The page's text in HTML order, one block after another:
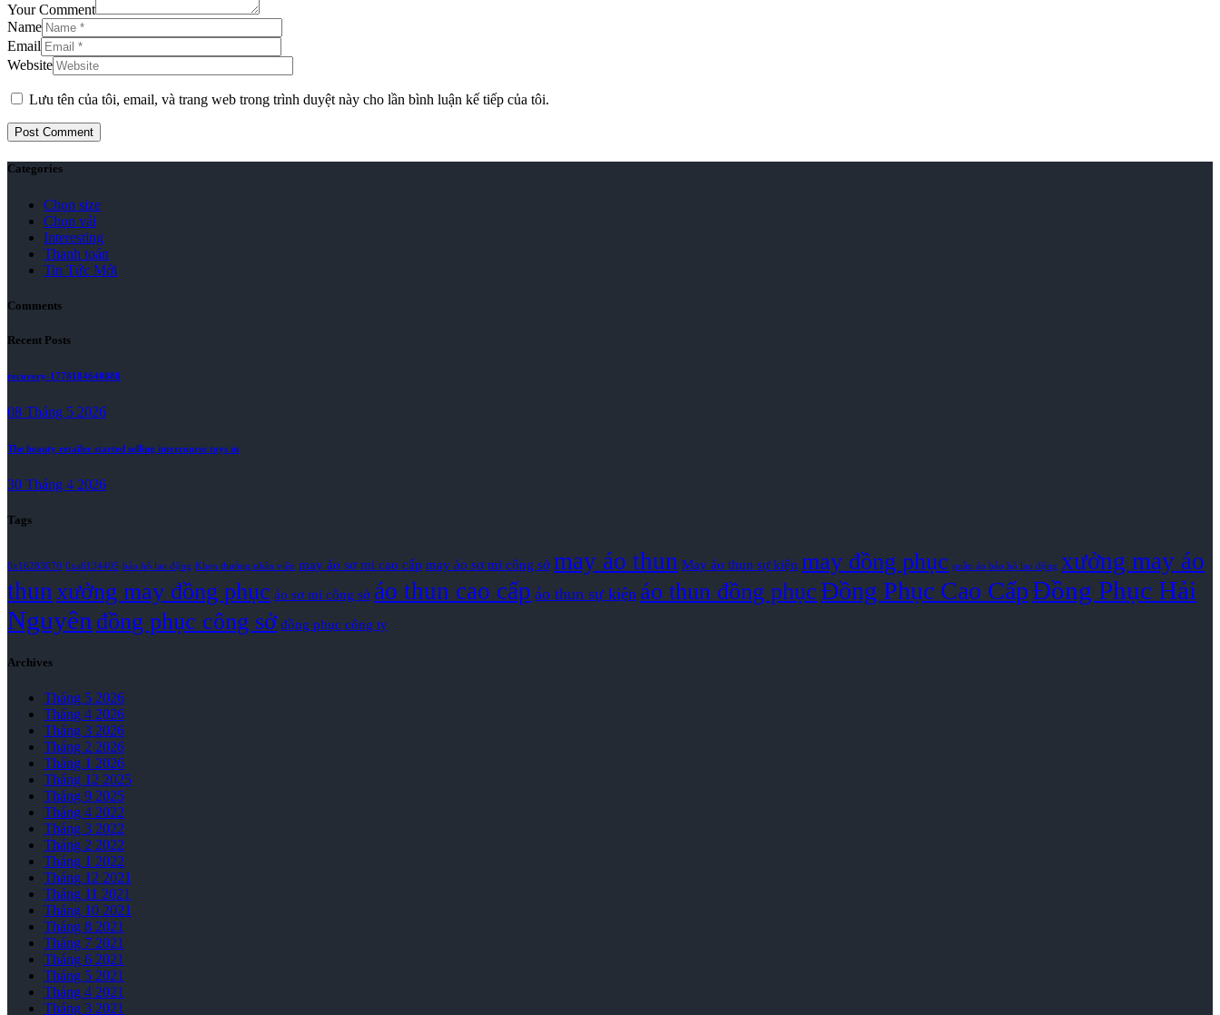
Your Comment
Name
Email
Website
Lưu tên của tôi, email, và trang web trong trình duyệt này cho lần bình luận kế tiếp của tôi.
Categories
Chọn size
Chọn vải
Interesting
Thanh toán
Tin Tức Mới
Comments
Recent Posts
recovery-1778184640888
08 Tháng 5 2026
The beauty retailer started selling intercourse toys in
30 Tháng 4 2026
Tags
0x16283070 0xa6134405 bảo hộ lao động Khen thưởng nhân viên may áo sơ mi cao cấp may áo sơ mi công sở may áo thun May áo thun sự kiện may đồng phục quần áo bảo hộ lao động xưởng may áo
thunxưởng may đồng phục áo sơ mi công sở áo thun cao cấp áo thun sự kiện áo thun đồng phụcĐồng Phục Cao CấpĐồng Phục Hải
Nguyên đồng phục công sở đồng phục công ty
Archives
Tháng 5 2026
Tháng 4 2026
Tháng 3 2026
Tháng 2 2026
Tháng 1 2026
Tháng 12 2025
Tháng 9 2025
Tháng 4 2022
Tháng 3 2022
Tháng 2 2022
Tháng 1 2022
Tháng 12 2021
Tháng 11 2021
Tháng 10 2021
Tháng 8 2021
Tháng 7 2021
Tháng 6 2021
Tháng 5 2021
Tháng 4 2021
Tháng 3 2021